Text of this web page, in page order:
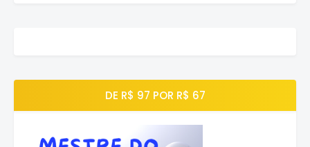
DE R$ 97 POR R$ 67